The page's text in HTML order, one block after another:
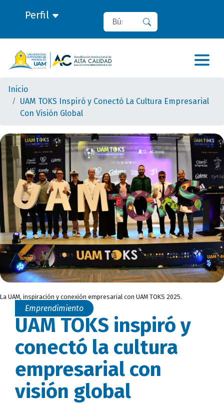
Perfil Buscar
Inicio
UAM TOKS Inspiró y Conectó La Cultura Empresarial
Con Visión Global
La UAM, inspiración y conexión empresarial con UAM TOKS 2025.
Emprendimiento
UAM TOKS inspiró y
conectó la cultura
empresarial con
visión global